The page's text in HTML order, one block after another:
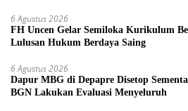
6 Agustus 2026
FH Uncen Gelar Semiloka Kurikulum
Lulusan Hukum Berdaya Saing
6 Agustus 2026
Dapur MBG di Depapre Disetop
BGN Lakukan Evaluasi Menyeluruh